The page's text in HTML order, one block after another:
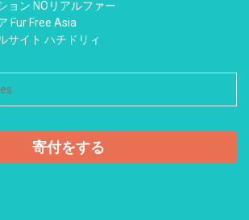
ョン NOリアルファー
Fur Free Asia
サイト ハチドリィ
寄付をする